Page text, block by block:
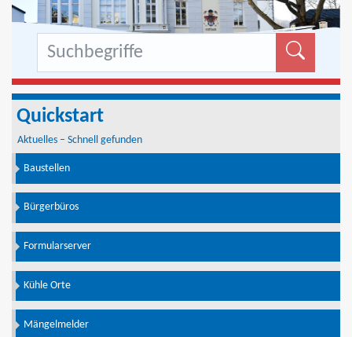
Quickstart
Aktuelles – Schnell gefunden
Baustellen
Bürgerbüros
Formularserver
Kühle Orte
Mängelmelder